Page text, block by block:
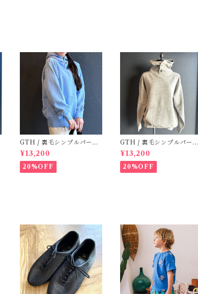
GTH / 裏毛シンプルパーカ
/ BL (00 )
¥13,200
20%OFF
GTH / 裏毛シンプルパーカ
/ Grey ( 1,2 )
¥13,200
20%OFF